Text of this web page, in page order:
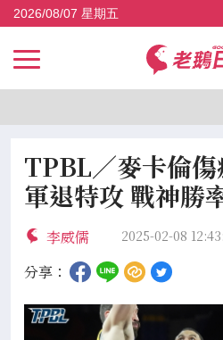
2026/08/07 星期五
TPBL／麥卡倫
軍退特攻 戰神勝
李威儒 2025-02-08
分享：